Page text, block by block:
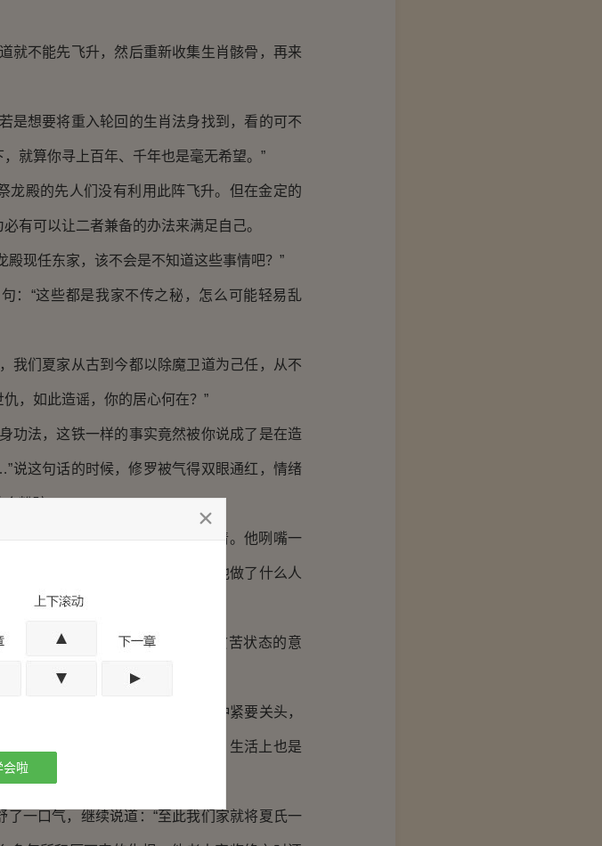
不能先飞升，然后重新收集生肖骸骨，再来
想要将重入轮回的生肖法身找到，看的可不
就算你寻上百年、千年也是毫无希望。”
殿的先人们没有利用此阵飞升。但在金定的
有可以让二者兼备的办法来满足自己。
现任东家，该不会是不知道这些事情吧？”
“这些都是我家不传之秘，怎么可能轻易乱
们夏家从古到今都以除魔卫道为己任，从不
，如此造谣，你的居心何在？”
法，这铁一样的事实竟然被你说成了是在造
这句话的时候，修罗被气得双眼通红，情绪
粉碎。
不过这个印象显得有些模糊不清。他咧嘴一
此手段逐你爹出殿，那就一定是他做了什么人
更不会有你了。”
财的特性，来改变祭龙殿当时贫苦状态的意
，非但没有帮忙求情，还在这种紧要关头，
了性命。随后郁郁寡欢了很多年，生活上也是
新找回了活下去的希望……”
一口气，继续说道：“至此我们家就将夏氏一
会啦